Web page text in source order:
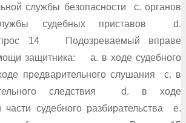
службы безопасности c. органов
судебных приставов d.
14 Подозреваемый вправе
защитника: a. в ходе судебного
предварительного слушания c. в
следствия d. в ходе
части судебного разбирательства e.